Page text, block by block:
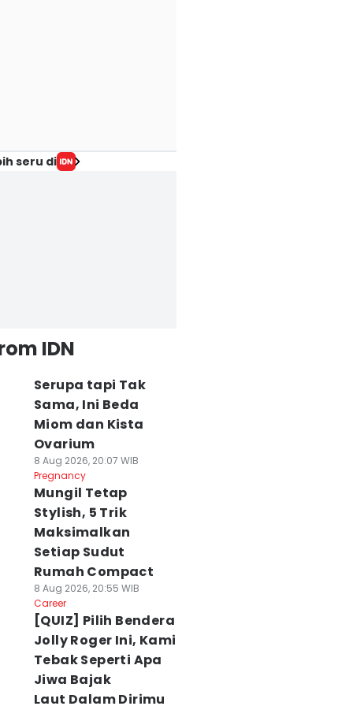
seru di
IDN
Serupa tapi Tak
Sama, Ini Beda
Miom dan Kista
Ovarium
8 Aug 2026, 20:07 WIB
Pregnancy
Mungil Tetap
Stylish, 5 Trik
Maksimalkan
Setiap Sudut
Rumah Compact
8 Aug 2026, 20:55 WIB
Career
[QUIZ] Pilih Bendera
Jolly Roger Ini, Kami
Tebak Seperti Apa
Jiwa Bajak
Laut Dalam Dirimu